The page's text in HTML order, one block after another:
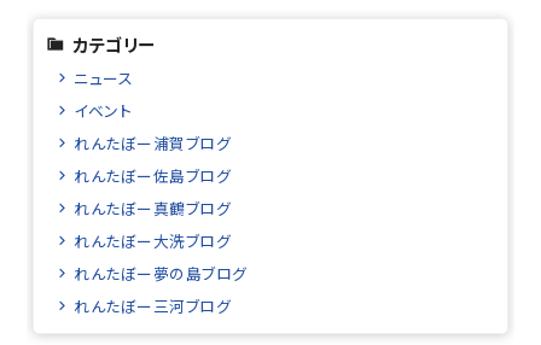
カテゴリー
ニュース
イベント
れんたぼー浦賀ブログ
れんたぼー佐島ブログ
れんたぼー真鶴ブログ
れんたぼー大洗ブログ
れんたぼー夢の島ブログ
れんたぼー三河ブログ